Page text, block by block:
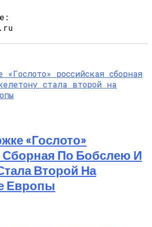
«Гослото»
Сборная По Бобслею И
Второй На
Европы